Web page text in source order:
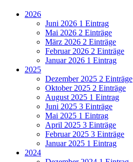
2026
Juni 2026 1 Eintrag
Mai 2026 2 Einträge
März 2026 2 Einträge
Februar 2026 2 Einträge
Januar 2026 1 Eintrag
2025
Dezember 2025 2 Einträge
Oktober 2025 2 Einträge
August 2025 1 Eintrag
Juni 2025 3 Einträge
Mai 2025 1 Eintrag
April 2025 3 Einträge
Februar 2025 3 Einträge
Januar 2025 1 Eintrag
2024